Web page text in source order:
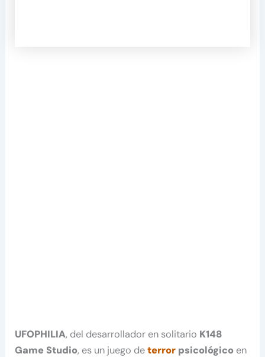
UFOPHILIA, del desarrollador en solitario K148
Game Studio, es un juego deterror psicológico en